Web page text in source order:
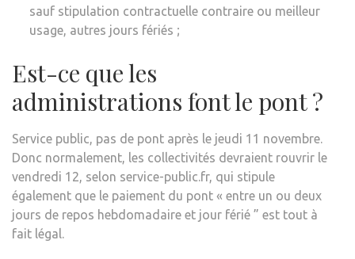
sauf stipulation contractuelle contraire ou meilleur
usage, autres jours fériés ;
Est-ce que les
administrations font le pont ?
Service public, pas de pont après le jeudi 11 novembre.
Donc normalement, les collectivités devraient rouvrir le
vendredi 12, selon service-public.fr, qui stipule
également que le paiement du pont « entre un ou deux
jours de repos hebdomadaire et jour férié ” est tout à
fait légal.